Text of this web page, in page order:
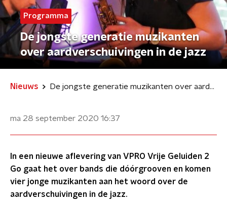
Programma
De jongste generatie muzikanten
over aardverschuivingen in de jazz
Nieuws De jongste generatie muzikanten over aardverschuivingen in de jazz
ma 28 september 2020 16:37
In een nieuwe aflevering van VPRO Vrije Geluiden 2
Go gaat het over bands die dóórgrooven en komen
vier jonge muzikanten aan het woord over de
aardverschuivingen in de jazz.